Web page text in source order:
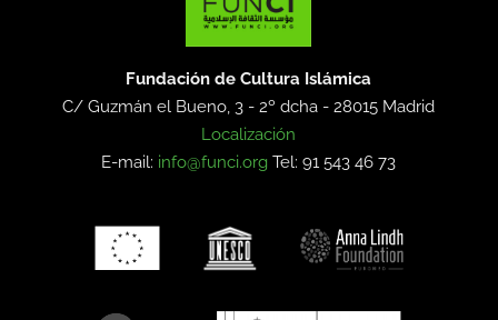
Fundación de Cultura Islámica
C/ Guzmán el Bueno, 3 - 2º dcha -28015 Madrid
Localización
E-mail: info@funci.org Tel: 91 543 46 73